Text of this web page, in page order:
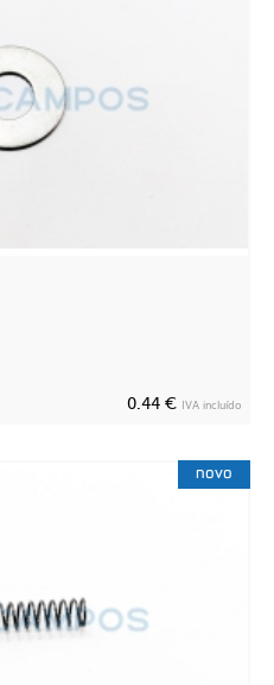
0.44 € IVA incluído
novo